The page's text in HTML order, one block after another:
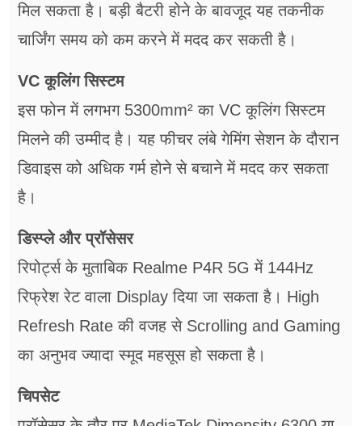
मिल सकता है। बड़ी बैटरी होने के बावजूद यह तकनीक
चार्जिंग समय को कम करने में मदद कर सकती है।
VC कूलिंग सिस्टम
इस फोन में लगभग 5300mm² का VC कूलिंग सिस्टम
मिलने की उम्मीद है। यह फीचर लंबे गेमिंग सेशन के दौरान
डिवाइस को अधिक गर्म होने से बचाने में मदद कर सकता
है।
डिस्प्ले और प्रॉसेसर
रिपोर्ट्स के मुताबिक Realme P4R 5G में 144Hz
रिफ्रेश रेट वाला Display दिया जा सकता है। High
Refresh Rate की वजह से Scrolling and Gaming
का अनुभव ज्यादा स्मूद महसूस हो सकता है।
चिपसेट